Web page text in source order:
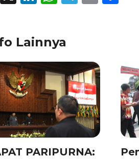
e
dI
n
s
A
p
p
a
m
Lainnya
PARIPURNA: